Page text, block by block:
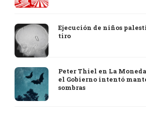
Ejecución de niños
tiro
Peter Thiel en La
el Gobierno intentó
sombras